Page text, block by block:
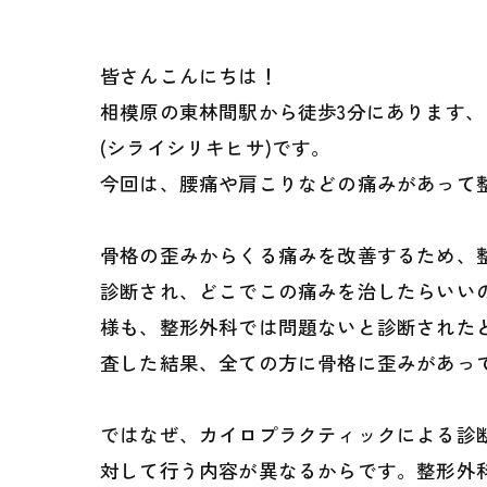
皆さんこんにちは！
相模原の東林間駅から徒歩3分にあります
(シライシリキヒサ)です。
今回は、腰痛や肩こりなどの痛みがあっ
骨格の歪みからくる痛みを改善するため
診断され、どこでこの痛みを治したらい
様も、整形外科では問題ないと診断され
査した結果、全ての方に骨格に歪みがあ
ではなぜ、カイロプラクティックによる
対して行う内容が異なるからです。整形